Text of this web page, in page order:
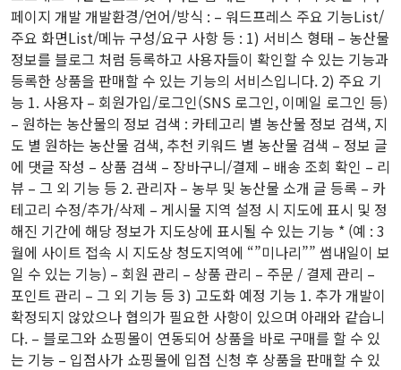
페이지 개발 개발환경/언어/방식 : – 워드프레스 주요 기능List/
주요 화면List/메뉴 구성/요구 사항 등 : 1) 서비스 형태 – 농산물
정보를 블로그 처럼 등록하고 사용자들이 확인할 수 있는 기능과
등록한 상품을 판매할 수 있는 기능의 서비스입니다. 2) 주요 기
능 1. 사용자 – 회원가입/로그인(SNS 로그인, 이메일 로그인 등)
– 원하는 농산물의 정보 검색 : 카테고리 별 농산물 정보 검색, 지
도 별 원하는 농산물 검색, 추천 키워드 별 농산물 검색 – 정보 글
에 댓글 작성 – 상품 검색 – 장바구니/결제 – 배송 조회 확인 – 리
뷰 – 그 외 기능 등 2. 관리자 – 농부 및 농산물 소개 글 등록 – 카
테고리 수정/추가/삭제 – 게시물 지역 설정 시 지도에 표시 및 정
해진 기간에 해당 정보가 지도상에 표시될 수 있는 기능 * (예 : 3
월에 사이트 접속 시 지도상 청도지역에 “”미나리”” 썸내일이 보
일 수 있는 기능) – 회원 관리 – 상품 관리 – 주문 / 결제 관리 –
포인트 관리 – 그 외 기능 등 3) 고도화 예정 기능 1. 추가 개발이
확정되지 않았으나 협의가 필요한 사항이 있으며 아래와 같습니
다. – 블로그와 쇼핑몰이 연동되어 상품을 바로 구매를 할 수 있
는 기능 – 입점사가 쇼핑몰에 입점 신청 후 상품을 판매할 수 있